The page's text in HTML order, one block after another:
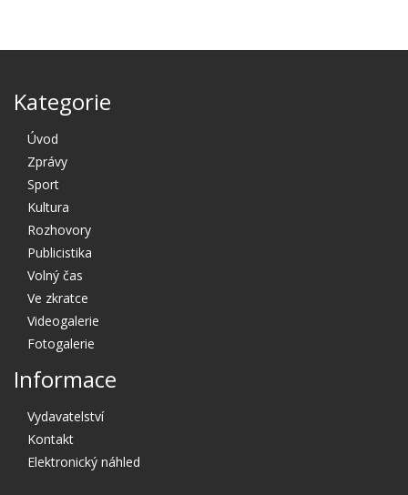
Kategorie
Úvod
Zprávy
Sport
Kultura
Rozhovory
Publicistika
Volný čas
Ve zkratce
Videogalerie
Fotogalerie
Informace
Vydavatelství
Kontakt
Elektronický náhled